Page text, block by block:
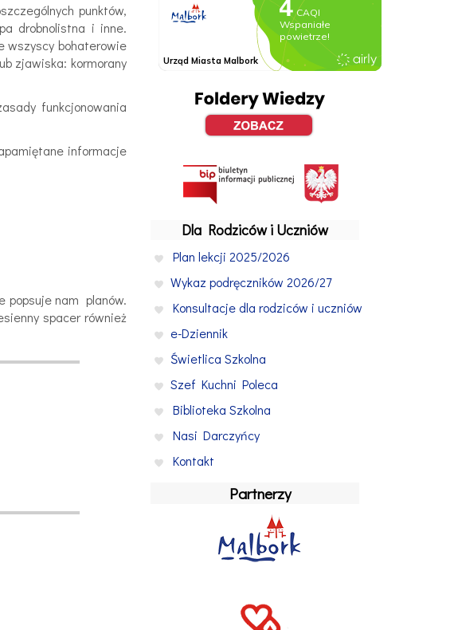
punktów,
drobnolistna i inne.
wszyscy bohaterowie
zjawiska: kormorany
funkcjonowania
informacje
popsuje nam planów.
spacer również
Dla Rodziców i Uczniów
Plan lekcji 2025/2026
Wykaz podręczników 2026/27
Konsultacje dla rodziców i uczniów
e-Dziennik
Świetlica Szkolna
Szef Kuchni Poleca
Biblioteka Szkolna
Nasi Darczyńcy
Kontakt
Partnerzy